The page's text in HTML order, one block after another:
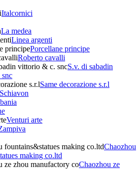
Italcornici
La medea
Linea argenti
Porcellane principe
Roberto cavalli
S.v. di sabadin
Same decorazione s.r.l
Schiavon
Venturi arte
Chaozhou
making co.ltd
Chaozhou ze